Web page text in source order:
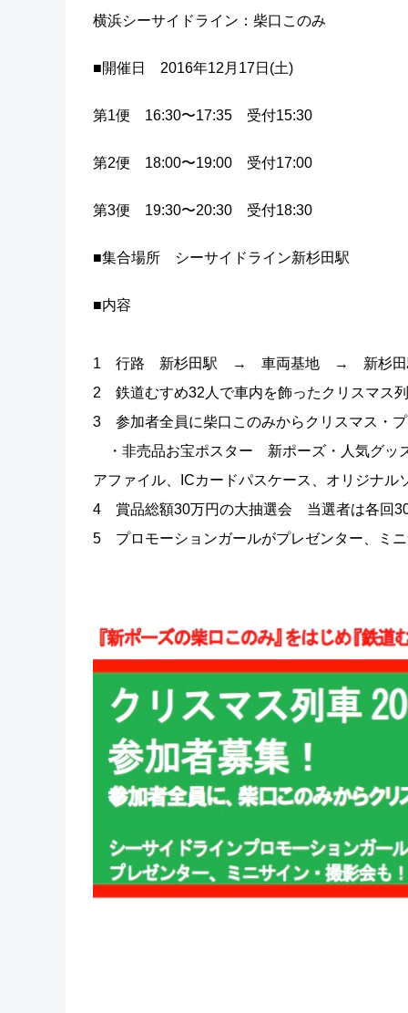
横浜シーサイドライン：柴口このみ
■開催日 2016年12月17日(土)
第1便 16:30〜17:35 受付15:30
第2便 18:00〜19:00 受付17:00
第3便 19:30〜20:30 受付18:30
■集合場所 シーサイドライン新杉田駅
■内容
1 行路 新杉田駅 → 車両基地 → 新杉田
2 鉄道むすめ32人で車内を飾ったクリスマス
3 参加者全員に柴口このみからクリスマス・
・非売品お宝ポスター 新ポーズ・人気グッ
アファイル、ICカードパスケース、オリジナル
4 賞品総額30万円の大抽選会 当選者は各回
5 プロモーションガールがプレゼンター、ミ